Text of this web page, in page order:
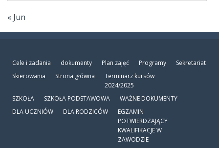
« Jun
Cele i zadania dokumenty Plan zajęć Programy
Sekretariat
Skierowania
Strona główna
Terminarz kursów
2024/2025
SZKOŁA
SZKOŁA PODSTAWOWA
WAŻNE DOKUMENTY
DLA UCZNIÓW
DLA RODZICÓW
EGZAMIN
POTWIERDZAJĄCY
KWALIFIKACJE W
ZAWODZIE